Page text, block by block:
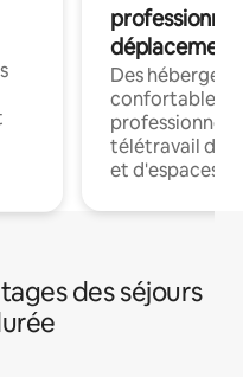
déplacement
Des
confortables
professionnels
télétravail
et d'espaces
des séjours